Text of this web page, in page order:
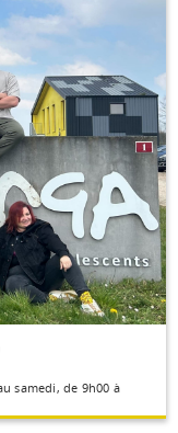
samedi, de 9h00 à